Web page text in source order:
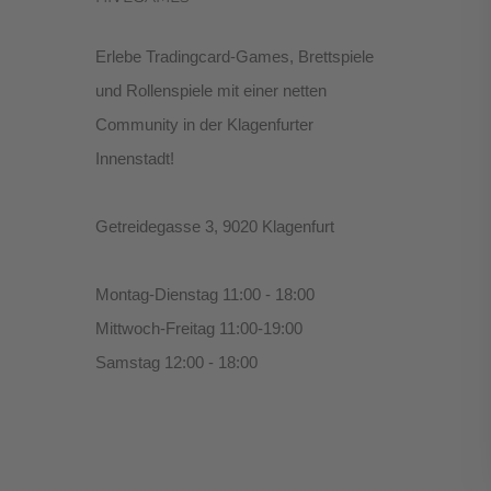
Erlebe Tradingcard-Games, Brettspiele
und Rollenspiele mit einer netten
Community in der Klagenfurter
Innenstadt!
Getreidegasse 3, 9020 Klagenfurt
Montag-Dienstag 11:00 - 18:00
Mittwoch-Freitag 11:00-19:00
Samstag 12:00 - 18:00